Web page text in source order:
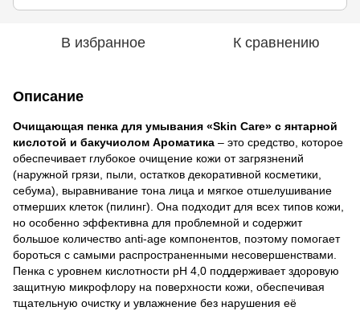
В избранное К сравнению
Описание
Очищающая пенка для умывания «Skin Care» с янтарной
кислотой и бакучиолом Ароматика – это средство, которое
обеспечивает глубокое очищение кожи от загрязнений
(наружной грязи, пыли, остатков декоративной косметики,
себума), выравнивание тона лица и мягкое отшелушивание
отмерших клеток (пилинг). Она подходит для всех типов кожи,
но особенно эффективна для проблемной и содержит
большое количество anti-age компонентов, поэтому помогает
бороться с самыми распространенными несовершенствами.
Пенка с уровнем кислотности pH 4,0 поддерживает здоровую
защитную микрофлору на поверхности кожи, обеспечивая
тщательную очистку и увлажнение без нарушения её